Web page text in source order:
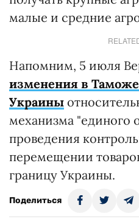
малые и средние
Напомним, 5 июля
изменения в
Украины
механизма "единого
проведения
перемещении
границу Украины.
Поделиться